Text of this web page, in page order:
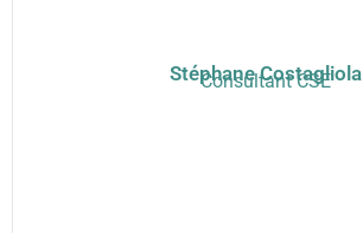
Stéphane Costagliola
Consultant CSE